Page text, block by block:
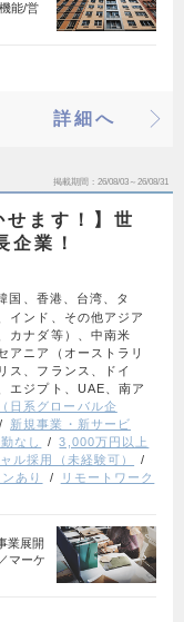
能/営
詳細へ
掲載期間 26/08/03～26/08/31
せます！】世
企業！
国、香港、台湾、タ
インド、その他アジア
カナダ等）、中南米
アニア（オーストラリ
ス、フランス、ドイ
エジプト、UAE、南ア
日系グローバル企
新規事業・新サービ
なし
3,000万円以上
ル採用（未経験可）
あり
リモートワーク
業展開
マーケ